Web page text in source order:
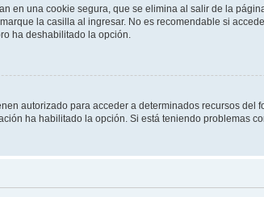
en una cookie segura, que se elimina al salir de la
la casilla al ingresar. No es recomendable si
ha deshabilitado la opción.
autorizado para acceder a determinados recursos
ha habilitado la opción. Si está teniendo problemas